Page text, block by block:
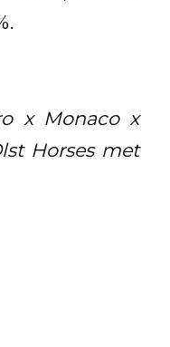
x Monaco x
Horses met